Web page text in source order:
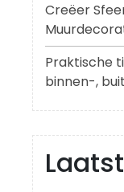
Creëer
Praktische
binnen-,